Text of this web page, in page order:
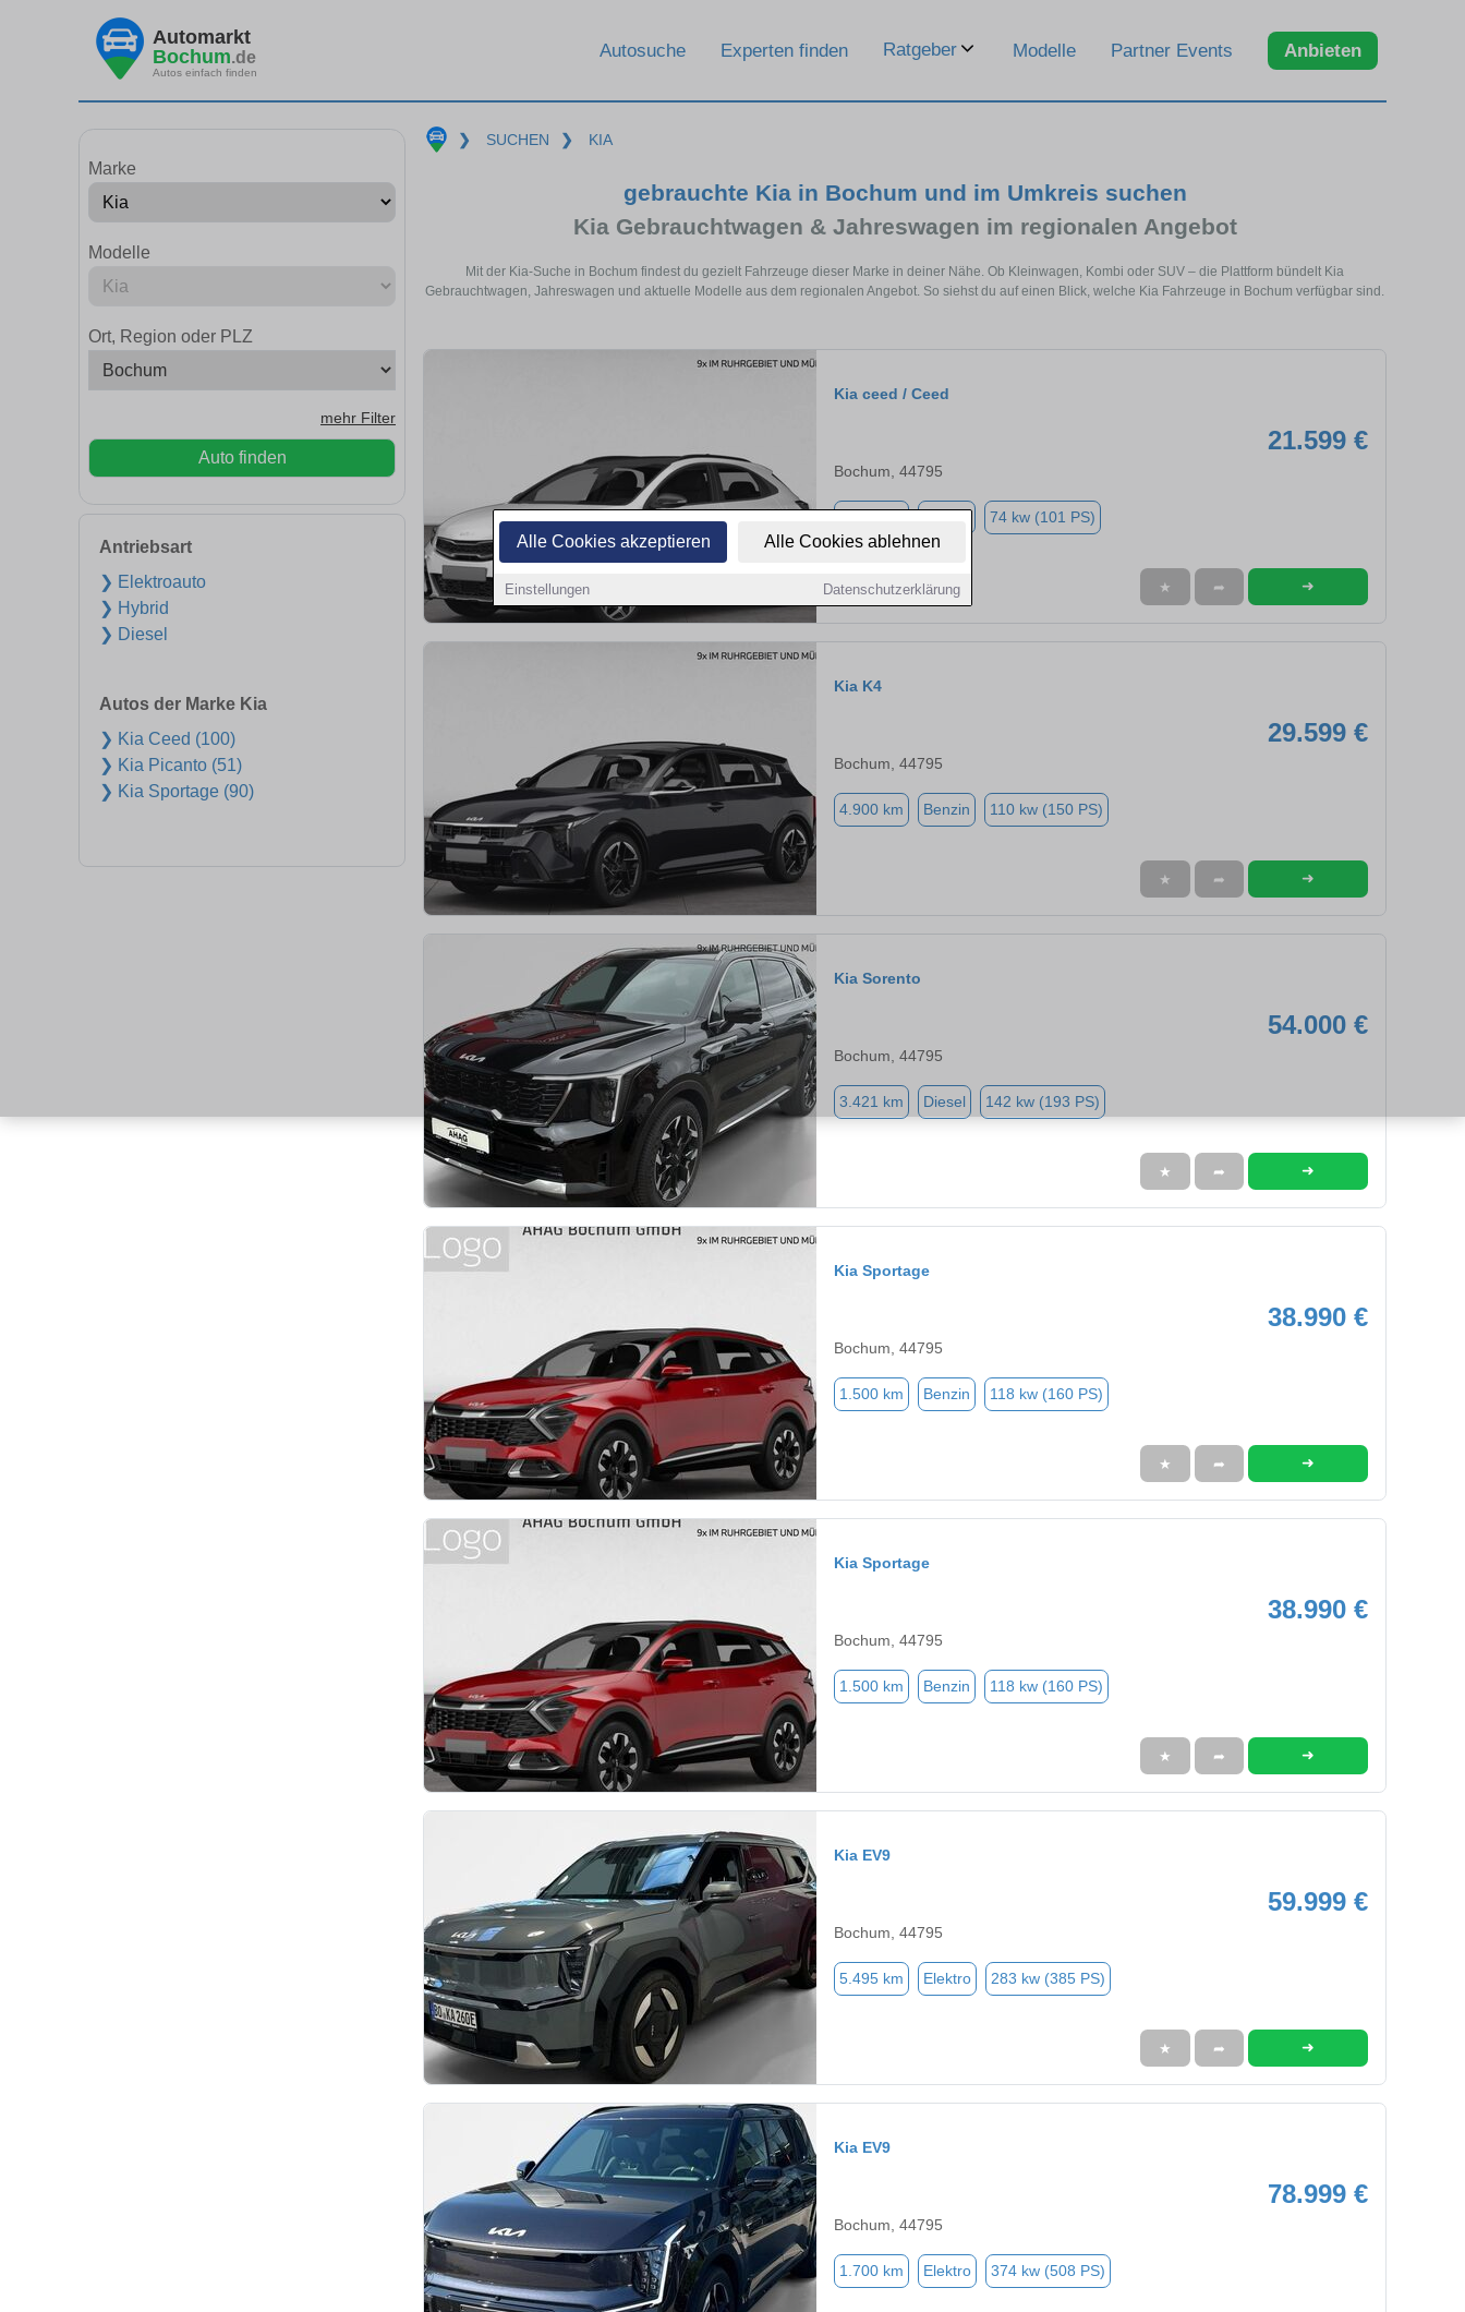
Alle Cookies akzeptieren Alle Cookies ablehnen
Einstellungen Datenschutzerklärung
Automarkt
Bochum.de
Autos einfach finden
Autosuche Experten finden Ratgeber Modelle Partner Events Anbieten
Marke
Modelle
Ort, Region oder PLZ
mehr Filter
Auto finden
Antriebsart
❯ Elektroauto
❯ Hybrid
❯ Diesel
Autos der Marke Kia
❯ Kia Ceed (100)
❯ Kia Picanto (51)
❯ Kia Sportage (90)
❯ SUCHEN ❯ KIA
gebrauchte Kia in Bochum und im Umkreis suchen
Kia Gebrauchtwagen & Jahreswagen im regionalen Angebot
Mit der Kia-Suche in Bochum findest du gezielt Fahrzeuge dieser Marke in deiner Nähe. Ob Kleinwagen, Kombi oder SUV – die Plattform bündelt Kia
Gebrauchtwagen, Jahreswagen und aktuelle Modelle aus dem regionalen Angebot. So siehst du auf einen Blick, welche Kia Fahrzeuge in Bochum verfügbar sind.
Kia ceed / Ceed
21.599 €
Bochum, 44795
74 kw (101 PS)
★ ➦ ➜
Kia K4
29.599 €
Bochum, 44795
4.900 km Benzin 110 kw (150 PS)
★ ➦ ➜
Kia Sorento
54.000 €
Bochum, 44795
3.421 km Diesel 142 kw (193 PS)
★ ➦ ➜
Kia Sportage
38.990 €
Bochum, 44795
1.500 km Benzin 118 kw (160 PS)
★ ➦ ➜
Kia Sportage
38.990 €
Bochum, 44795
1.500 km Benzin 118 kw (160 PS)
★ ➦ ➜
Kia EV9
59.999 €
Bochum, 44795
5.495 km Elektro 283 kw (385 PS)
★ ➦ ➜
Kia EV9
78.999 €
Bochum, 44795
1.700 km Elektro 374 kw (508 PS)